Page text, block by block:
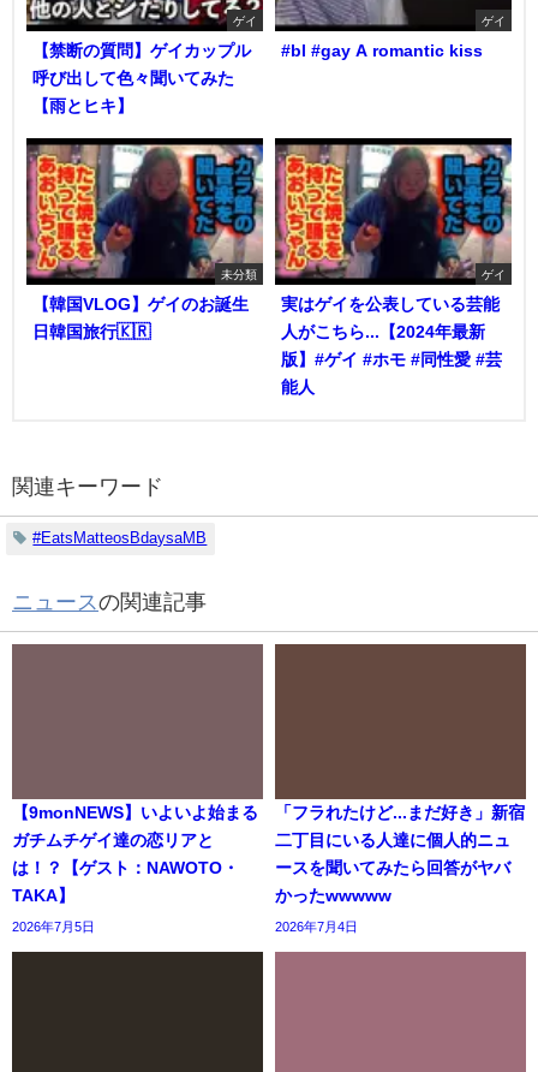
ゲイ
【禁断の質問】ゲイカップル
呼び出して色々聞いてみた
【雨とヒキ】
ゲイ
#bl #gay A romantic kiss
未分類
【韓国VLOG】ゲイのお誕生
日韓国旅行🇰🇷
ゲイ
実はゲイを公表している芸能
人がこちら...【2024年最新
版】#ゲイ #ホモ #同性愛 #芸
能人
関連キーワード
#EatsMatteosBdaysaMB
ニュースの関連記事
【9monNEWS】いよいよ始まる
ガチムチゲイ達の恋リアと
は！？【ゲスト：NAWOTO・
TAKA】
2026年7月5日
「フラれたけど...まだ好き」新宿
二丁目にいる人達に個人的ニュ
ースを聞いてみたら回答がヤバ
かったwwwww
2026年7月4日